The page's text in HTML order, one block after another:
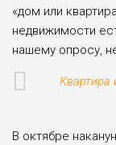
«дом или
недвижимости
нашему опросу,
Квартира
В октябре